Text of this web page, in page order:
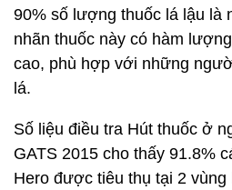
90% số lượng thuốc lá lậu là
nhãn thuốc này có hàm
cao, phù hợp với những
lá.
Số liệu điều tra Hút thuốc ở
GATS 2015 cho thấy 91.8%
Hero được tiêu thụ tại 2